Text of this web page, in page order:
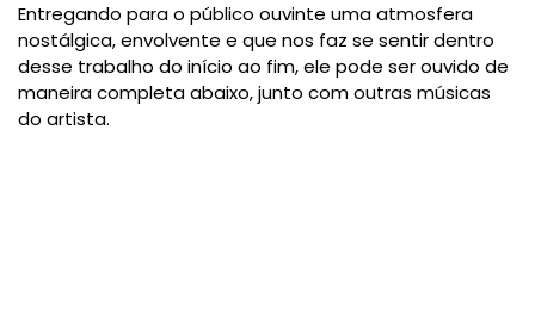
Entregando para o público ouvinte uma atmosfera
nostálgica, envolvente e que nos faz se sentir dentro
desse trabalho do início ao fim, ele pode ser ouvido de
maneira completa abaixo, junto com outras músicas
do artista.